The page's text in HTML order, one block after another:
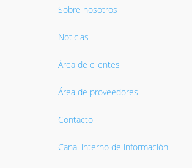
Sobre nosotros
Noticias
Área de clientes
Área de proveedores
Contacto
Canal interno de información